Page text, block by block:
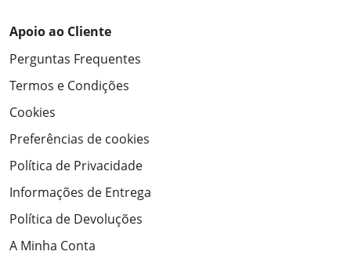
Apoio ao Cliente
Perguntas Frequentes
Termos e Condições
Cookies
Preferências de cookies
Política de Privacidade
Informações de Entrega
Política de Devoluções
A Minha Conta